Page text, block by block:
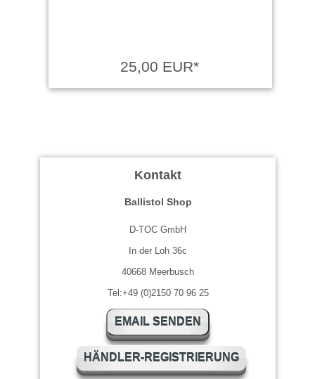
25,00 EUR*
Kontakt
Ballistol Shop
D-TOC GmbH
In der Loh 36c
40668 Meerbusch
Tel:+49 (0)2150 70 96 25
EMAIL SENDEN
HÄNDLER-REGISTRIERUNG